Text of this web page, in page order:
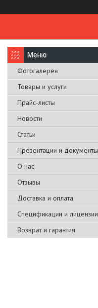
Фотогалерея
Товары и услуги
Прайс-листы
Новости
Статьи
Презентации и документы
О нас
Отзывы
Доставка и оплата
Спецификации и лицензии
Возврат и гарантия